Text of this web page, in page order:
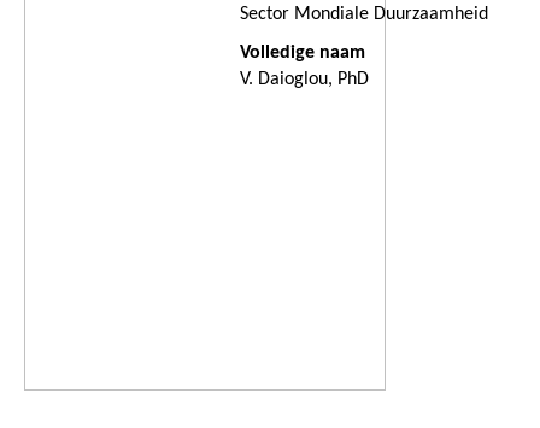
Sector Mondiale Duurzaamheid
Volledige naam
V. Daioglou, PhD